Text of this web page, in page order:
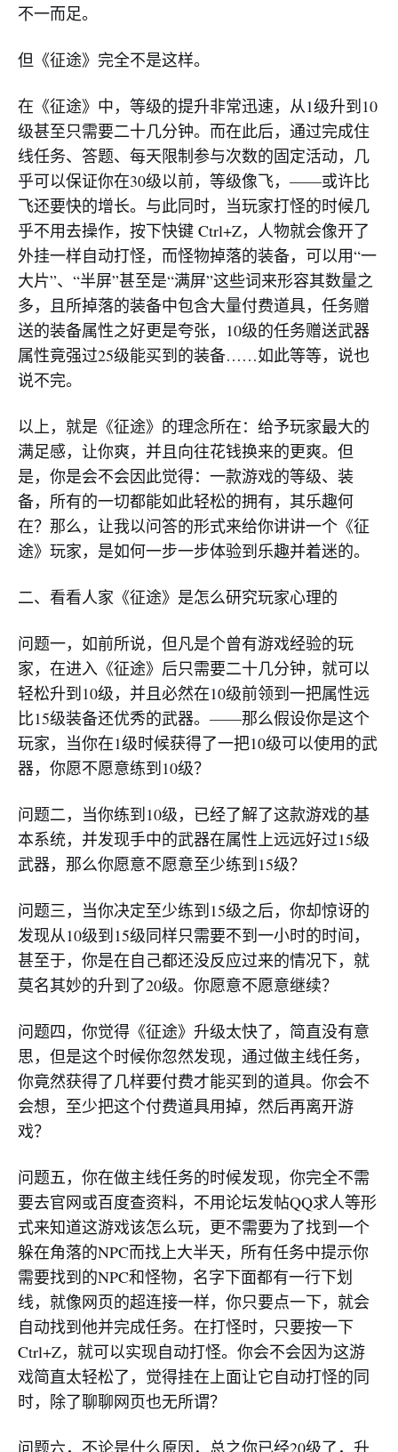
不一而足。
但《征途》完全不是这样。
在《征途》中，等级的提升非常迅速，从1级升到10
级甚至只需要二十几分钟。而在此后，通过完成住
线任务、答题、每天限制参与次数的固定活动，几
乎可以保证你在30级以前，等级像飞，——或许比
飞还要快的增长。与此同时，当玩家打怪的时候几
乎不用去操作，按下快键 Ctrl+Z，人物就会像开了
外挂一样自动打怪，而怪物掉落的装备，可以用“一
大片”、“半屏”甚至是“满屏”这些词来形容其数量之
多，且所掉落的装备中包含大量付费道具，任务赠
送的装备属性之好更是夸张，10级的任务赠送武器
属性竟强过25级能买到的装备……如此等等，说也
说不完。
以上，就是《征途》的理念所在：给予玩家最大的
满足感，让你爽，并且向往花钱换来的更爽。但
是，你是会不会因此觉得：一款游戏的等级、装
备，所有的一切都能如此轻松的拥有，其乐趣何
在？那么，让我以问答的形式来给你讲讲一个《征
途》玩家，是如何一步一步体验到乐趣并着迷的。
二、看看人家《征途》是怎么研究玩家心理的
问题一，如前所说，但凡是个曾有游戏经验的玩
家，在进入《征途》后只需要二十几分钟，就可以
轻松升到10级，并且必然在10级前领到一把属性远
比15级装备还优秀的武器。——那么假设你是这个
玩家，当你在1级时候获得了一把10级可以使用的武
器，你愿不愿意练到10级？
问题二，当你练到10级，已经了解了这款游戏的基
本系统，并发现手中的武器在属性上远远好过15级
武器，那么你愿意不愿意至少练到15级？
问题三，当你决定至少练到15级之后，你却惊讶的
发现从10级到15级同样只需要不到一小时的时间，
甚至于，你是在自己都还没反应过来的情况下，就
莫名其妙的升到了20级。你愿意不愿意继续？
问题四，你觉得《征途》升级太快了，简直没有意
思，但是这个时候你忽然发现，通过做主线任务，
你竟然获得了几样要付费才能买到的道具。你会不
会想，至少把这个付费道具用掉，然后再离开游
戏？
问题五，你在做主线任务的时候发现，你完全不需
要去官网或百度查资料，不用论坛发帖QQ求人等形
式来知道这游戏该怎么玩，更不需要为了找到一个
躲在角落的NPC而找上大半天，所有任务中提示你
需要找到的NPC和怪物，名字下面都有一行下划
线，就像网页的超连接一样，你只要点一下，就会
自动找到他并完成任务。在打怪时，只要按一下
Ctrl+Z，就可以实现自动打怪。你会不会因为这游
戏简直太轻松了，觉得挂在上面让它自动打怪的同
时，除了聊聊网页也无所谓？
问题六，不论是什么原因，总之你已经20级了，升